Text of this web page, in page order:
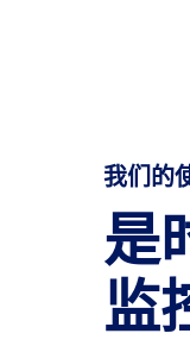
我们的
是
监